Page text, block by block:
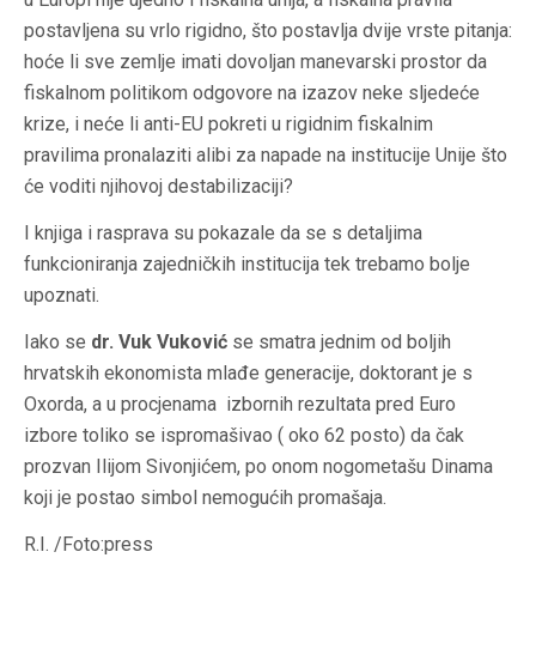
postavljena su vrlo rigidno, što postavlja dvije vrste pitanja:
hoće li sve zemlje imati dovoljan manevarski prostor da
fiskalnom politikom odgovore na izazov neke sljedeće
krize, i neće li anti-EU pokreti u rigidnim fiskalnim
pravilima pronalaziti alibi za napade na institucije Unije što
će voditi njihovoj destabilizaciji?
I knjiga i rasprava su pokazale da se s detaljima
funkcioniranja zajedničkih institucija tek trebamo bolje
upoznati.
Iako se dr. Vuk Vuković se smatra jednim od boljih
hrvatskih ekonomista mlađe generacije, doktorant je s
Oxorda, a u procjenama izbornih rezultata pred Euro
izbore toliko se ispromašivao ( oko 62 posto) da čak
prozvan Ilijom Sivonjićem, po onom nogometašu Dinama
koji je postao simbol nemogućih promašaja.
R.I. /Foto:press